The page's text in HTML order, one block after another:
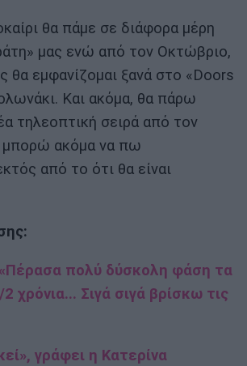
θα πάμε σε διάφορα μέρη
μας ενώ από τον Οκτώβριο,
θα εμφανίζομαι ξανά στο «Doors
Και ακόμα, θα πάρω
τηλεοπτική σειρά από τον
μπορώ ακόμα να πω
από το ότι θα είναι
πολύ δύσκολη φάση τα
χρόνια... Σιγά σιγά βρίσκω τις
γράφει η Κατερίνα